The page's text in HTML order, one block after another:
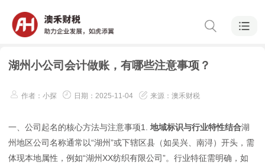
湖州小公司会计做账，有哪些注意事项？
作者：小探 日期：2025-11-04 来源：澳禾财税
一、公司起名的核心方法与注意事项1. 地域标识与行业特性结合湖
州地区公司名称通常以“湖州”或下辖区县（如吴兴、南浔）开头，需
体现本地属性，例如“湖州XX纺织有限公司”。行业特征需明确，如